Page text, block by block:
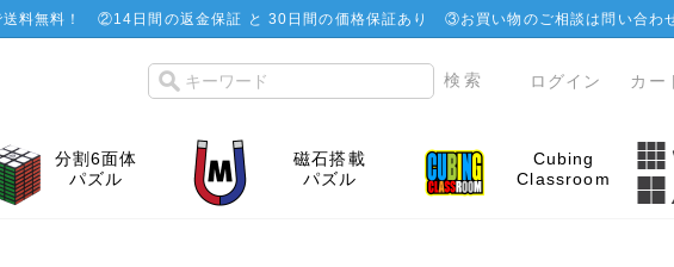
料無料！ ②14日間の返金保証 と 30日間の価格保証あり ③お買い物のご相談は問い合わ
ログイン カー
分割6面体
パズル
磁石搭載
パズル
Cubing
Classroom